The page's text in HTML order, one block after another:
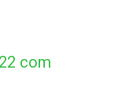
com